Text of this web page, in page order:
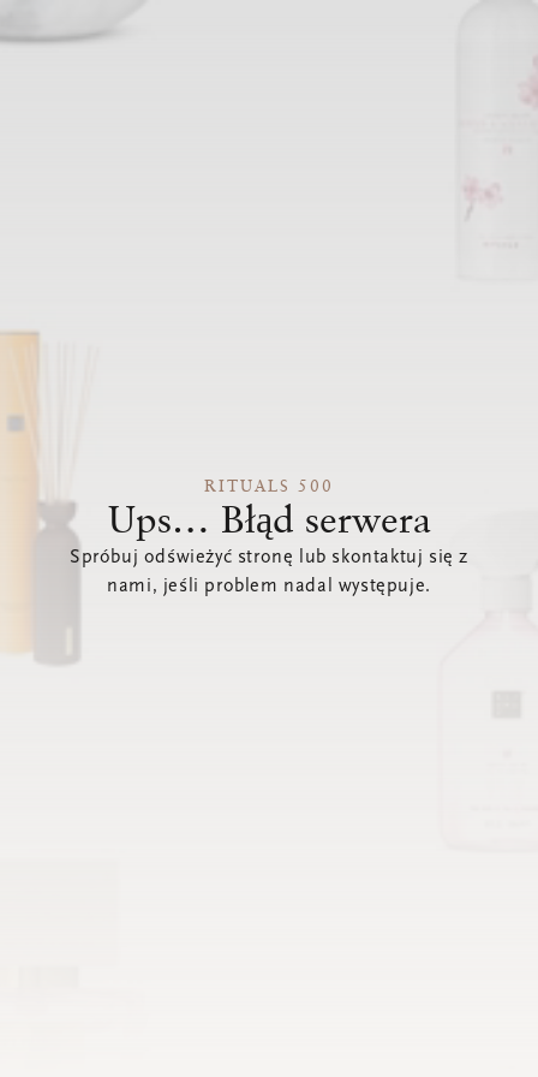
RITUALS 500
Ups… Błąd serwera
Spróbuj odświeżyć stronę lub skontaktuj się z
nami, jeśli problem nadal występuje.